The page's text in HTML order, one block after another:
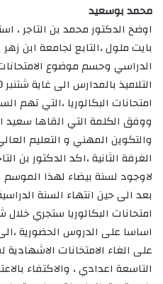
محمد بوسعيد
اوضح الدكتور محمد بن التاجر ،
بايت ملول ،التابع لجامعة ابن
الدراسي وحسم موضوع
امتحانات البكالوريا ،التي تهم
ووفق الكلمة التي القاها سعيد
والتكوين المهني و التعليم
الغرفة الثانية ،اكد الدكتور بن
لاوجود لسنة بيضاء لهذا الموسم
بعد الى حين انتهاء السنة
على الغاء الامتخانات
التاسعة اعدادي ، والاكتفاء